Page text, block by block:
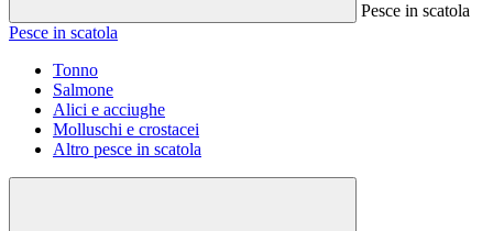
Pesce in scatola
Pesce in scatola
Tonno
Salmone
Alici e acciughe
Molluschi e crostacei
Altro pesce in scatola